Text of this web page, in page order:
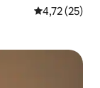
4,72 de uma
4,72 (25)